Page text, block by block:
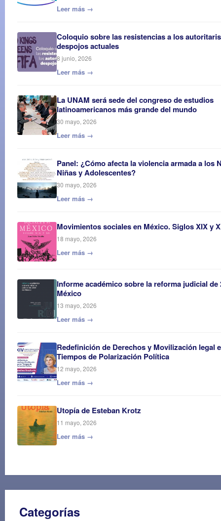
Leer más →
Coloquio sobre las resistencias a los
despojos actuales
8 junio, 2026
Leer más →
La UNAM será sede del congreso de estudios
latinoamericanos más grande del mundo
30 mayo, 2026
Leer más →
Panel: ¿Cómo afecta la violencia armada a los
Niñas y Adolescentes?
30 mayo, 2026
Leer más →
Movimientos sociales en México. Siglos XIX y
18 mayo, 2026
Leer más →
Informe académico sobre la reforma judicial de
México
13 mayo, 2026
Leer más →
Redefinición de Derechos y Movilización legal
Tiempos de Polarización Política
12 mayo, 2026
Leer más →
Utopía de Esteban Krotz
11 mayo, 2026
Leer más →
Categorías